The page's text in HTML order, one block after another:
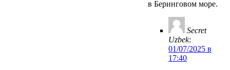
в Беринговом море.
Secret
Uzbek:
01/07/2025 в
17:40